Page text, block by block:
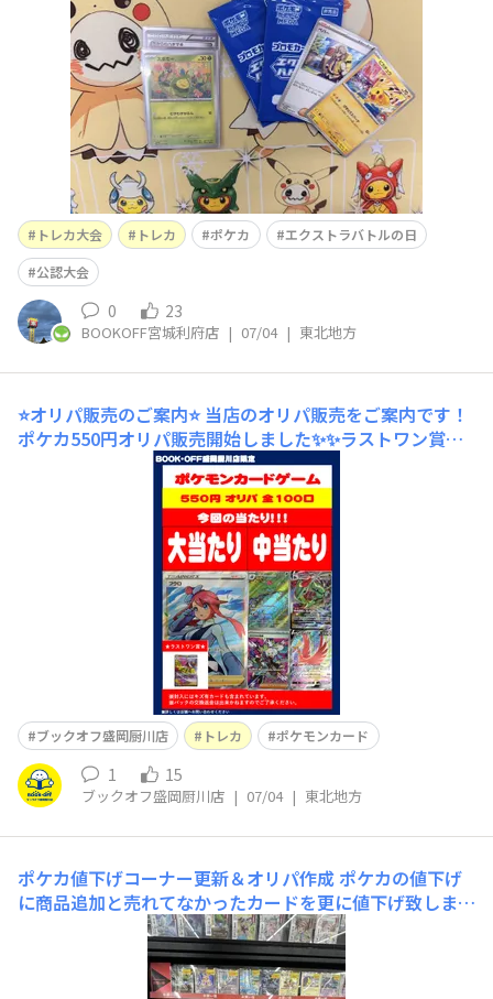
トレカ大会 トレカ ポケカ
エクストラバトルの日
公認大会
0 23
BOOKOFF宮城利府店 | 07/04 | 東北地方
⭐オリパ販売のご案内⭐ 当店のオリパ販売をご案内です！
ポケカ550円オリパ販売開始しました✨✨ラストワン賞
メガゲンガーex MA大当たり フウロ SR
などなど様々な商品を封入いたしました👍この機会にぜひ
ご利用ください(^▽^)/
ブックオフ盛岡厨川店 トレカ ポケモンカード
1 15
ブックオフ盛岡厨川店 | 07/04 | 東北地方
ポケカ値下げコーナー更新＆オリパ作成 ポケカの値下げ
に商品追加と売れてなかったカードを更に値下げ致しまし
た🙏懐かしいカードがお安くなってます😎1100円ポケカ
オリパも作りました‼️